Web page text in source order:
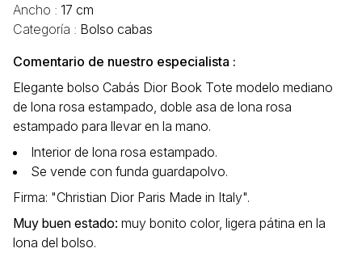
Ancho : 17 cm
Categoría : Bolso cabas
Comentario de nuestro especialista :
Elegante bolso Cabás Dior Book Tote modelo mediano
de lona rosa estampado, doble asa de lona rosa
estampado para llevar en la mano.
Interior de lona rosa estampado.
Se vende con funda guardapolvo.
Firma: "Christian Dior Paris Made in Italy".
Muy buen estado: muy bonito color, ligera pátina en la
lona del bolso.